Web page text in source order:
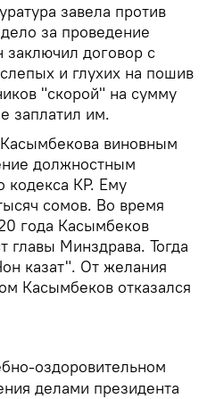
завела против
за проведение
заключил договор с
и глухих на пошив
"скорой" на сумму
заплатил им.
виновным
должностным
кодекса КР. Ему
сомов. Во время
года Касымбеков
главы Минздрава. Тогда
казат". От желания
Касымбеков отказался
оздоровительном
делами президента